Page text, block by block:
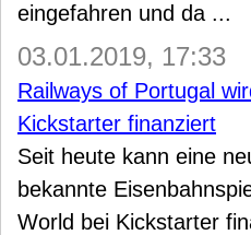
eingefahren und da ...
03.01.2019, 17:33
Railways of Portugal
Kickstarter finanziert
Seit heute kann eine
bekannte
World bei Kickstarter